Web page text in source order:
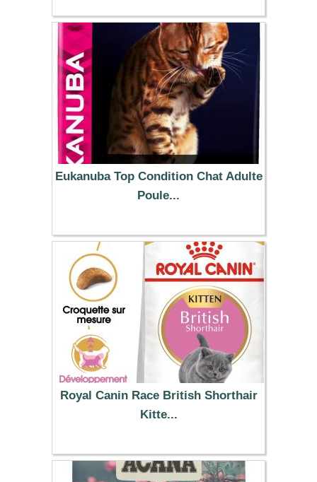
49.99 €
Eukanuba Top Condition Chat Adulte
Poule...
14.99 €
Royal Canin Race British Shorthair
Kitte...
23.99 €